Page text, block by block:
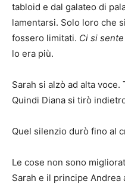
tabloid e dal galateo di
lamentarsi. Solo loro che
fossero limitati. Ci si
lo era più.
Sarah si alzò ad alta
Quindi Diana si tirò
Quel silenzio durò fino al
Le cose non sono
Sarah e il principe